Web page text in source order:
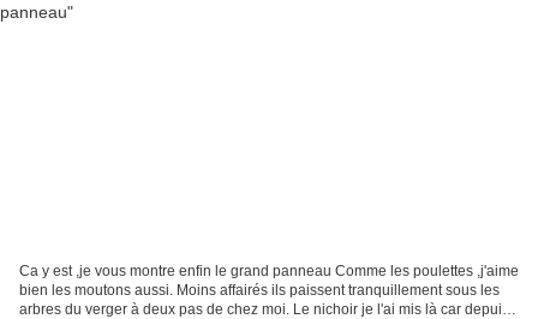
Ca y est ,je vous montre enfin le grand panneau Comme les poulettes ,j'aime
bien les moutons aussi. Moins affairés ils paissent tranquillement sous les
arbres du verger à deux pas de chez moi. Le nichoir je l'ai mis là car depuis